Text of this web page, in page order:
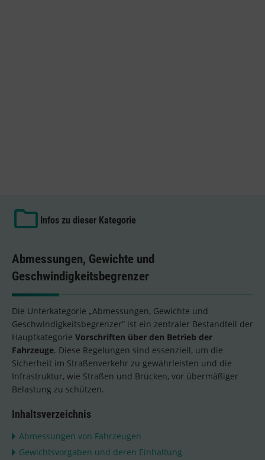
Infos zu dieser Kategorie
Abmessungen, Gewichte und
Geschwindigkeitsbegrenzer
Die Unterkategorie „Abmessungen, Gewichte und
Geschwindigkeitsbegrenzer“ ist ein zentraler Bestandteil der
Hauptkategorie Vorschriften über den Betrieb der
Fahrzeuge. Diese Regelungen sind essenziell, um die
Sicherheit im Straßenverkehr zu gewährleisten und die
Infrastruktur, wie Straßen und Brücken, vor übermäßiger
Belastung zu schützen.
Inhaltsverzeichnis
Abmessungen von Fahrzeugen
Gewichtsvorgaben und deren Einhaltung